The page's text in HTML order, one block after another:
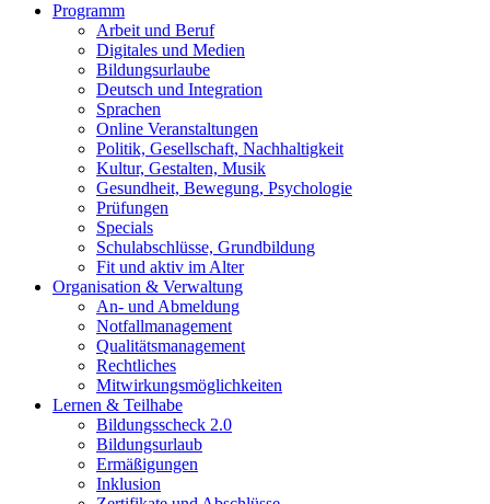
Programm
Arbeit und Beruf
Digitales und Medien
Bildungsurlaube
Deutsch und Integration
Sprachen
Online Veranstaltungen
Politik, Gesellschaft, Nachhaltigkeit
Kultur, Gestalten, Musik
Gesundheit, Bewegung, Psychologie
Prüfungen
Specials
Schulabschlüsse, Grundbildung
Fit und aktiv im Alter
Organisation & Verwaltung
An- und Abmeldung
Notfallmanagement
Qualitätsmanagement
Rechtliches
Mitwirkungsmöglichkeiten
Lernen & Teilhabe
Bildungsscheck 2.0
Bildungsurlaub
Ermäßigungen
Inklusion